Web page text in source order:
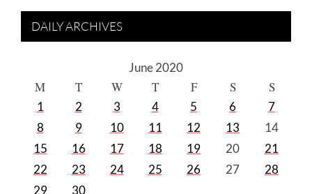
DAILY ARCHIVES
June 2020
M T W T F S S
1 2 3 4 5 6
7
8
9 10 11 12 13
14
15
16 17 18 19 20
21
22
23 24 25 26 27
28
29
30